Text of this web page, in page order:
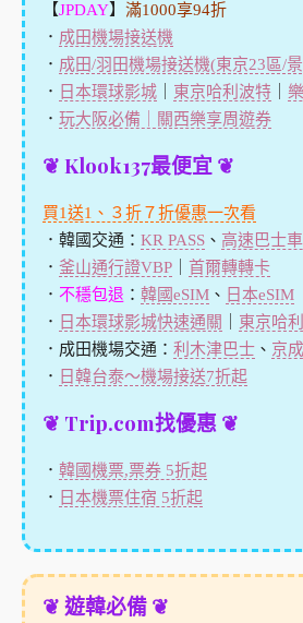
【JPDAY】 滿1000享94折
． 成田機場接送機
． 成田/羽田機場接送機(東京23區/
． 日本環球影城｜ 東京哈利波特｜
． 玩大阪必備｜關西樂享周遊券
❦ Klook137最便宜 ❦
買1送1、３折７折優惠一次看
．韓國交通： KR PASS、 高速巴士
． 釜山通行證VBP｜ 首爾轉轉卡
． 不穩包退 ： 韓國eSIM、 日本eSIM
． 日本環球影城快速通關
東京哈
．成田機場交通： 利木津巴士、 京
． 日韓台泰～機場接送7折起
❦ Trip.com找優惠 ❦
． 韓國機票,票券 5折起
． 日本機票住宿 5折起
❦ 遊韓必備 ❦